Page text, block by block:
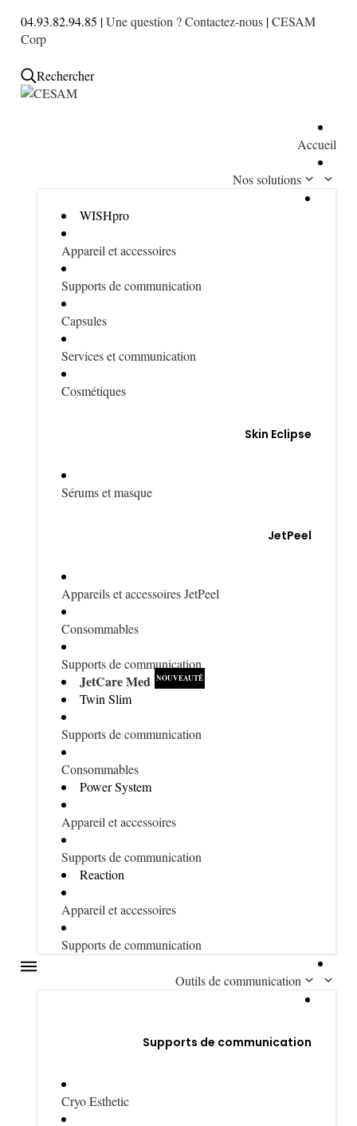
04.93.82.94.85 |Une question ? Contactez-nous |CESAM
Corp
Rechercher
Accueil
Nos solutions
WISHpro
Appareil et accessoires
Supports de communication
Capsules
Services et communication
Cosmétiques
Skin Eclipse
Sérums et masque
JetPeel
Appareils et accessoires JetPeel
Consommables
Supports de communication
JetCare Med
Twin Slim
Supports de communication
Consommables
Power System
Appareil et accessoires
Supports de communication
Reaction
Appareil et accessoires
Supports de communication
Outils de communication
Supports de communication
Cryo Esthetic